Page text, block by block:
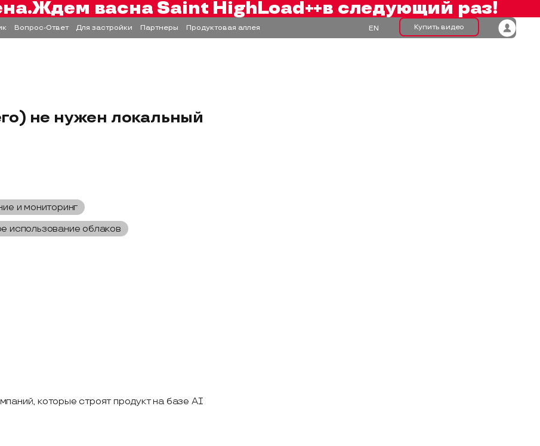
Ждем васна Saint HighLoad++в следующий раз!
Вопрос-Ответ Для застройки Партнеры Продуктовая аллея EN Купить видео
не нужен локальный
и мониторинг
использование облаков
которые строят продукт на базе AI